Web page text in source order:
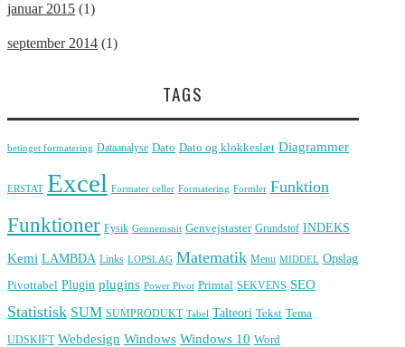
januar 2015 (1)
september 2014 (1)
TAGS
betinget formatering Dataanalyse Dato Dato og klokkeslæt Diagrammer
ERSTAT Excel Formater celler Formatering Formler Funktion
Funktioner Fysik Gennemsnit Genvejstaster Grundstof INDEKS
Kemi LAMBDA Links LOPSLAG Matematik Menu MIDDEL Opslag
Pivottabel Plugin plugins Power Pivot Primtal SEKVENS SEO
Statistisk SUM SUMPRODUKT Tabel Talteori Tekst Tema
UDSKIFT Webdesign Windows Windows 10 Word